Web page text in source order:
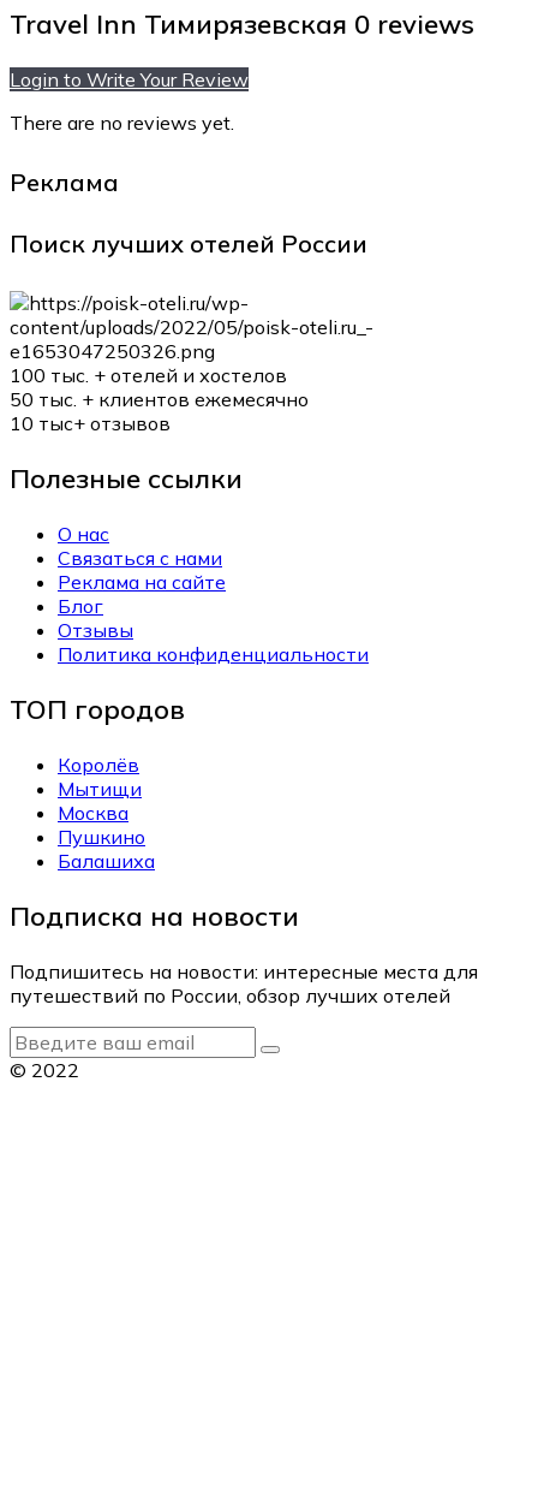
Travel Inn Тимирязевская 0 reviews
Login to Write Your Review
There are no reviews yet.
Реклама
Поиск лучших отелей России
100 тыс. + отелей и хостелов
50 тыс. + клиентов ежемесячно
10 тыс+ отзывов
Полезные ссылки
О нас
Связаться с нами
Реклама на сайте
Блог
Отзывы
Политика конфиденциальности
ТОП городов
Королёв
Мытищи
Москва
Пушкино
Балашиха
Подписка на новости
Подпишитесь на новости: интересные места для
путешествий по России, обзор лучших отелей
© 2022